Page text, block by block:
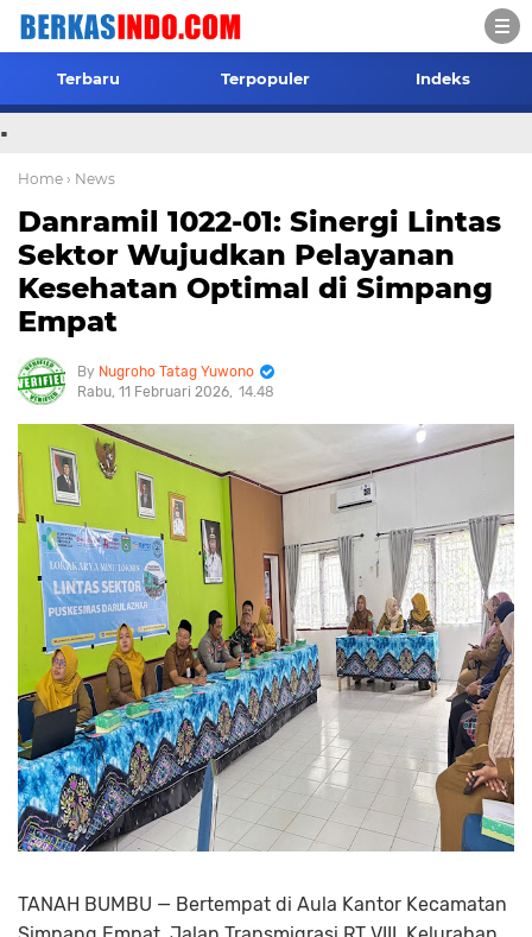
Terbaru Terpopuler Indeks
.
Home › News
Danramil 1022-01: Sinergi Lintas
Sektor Wujudkan Pelayanan
Kesehatan Optimal di Simpang
Empat
Nugroho Tatag Yuwono
Rabu, 11 Februari 2026 14.48
TANAH BUMBU — Bertempat di Aula Kantor Kecamatan